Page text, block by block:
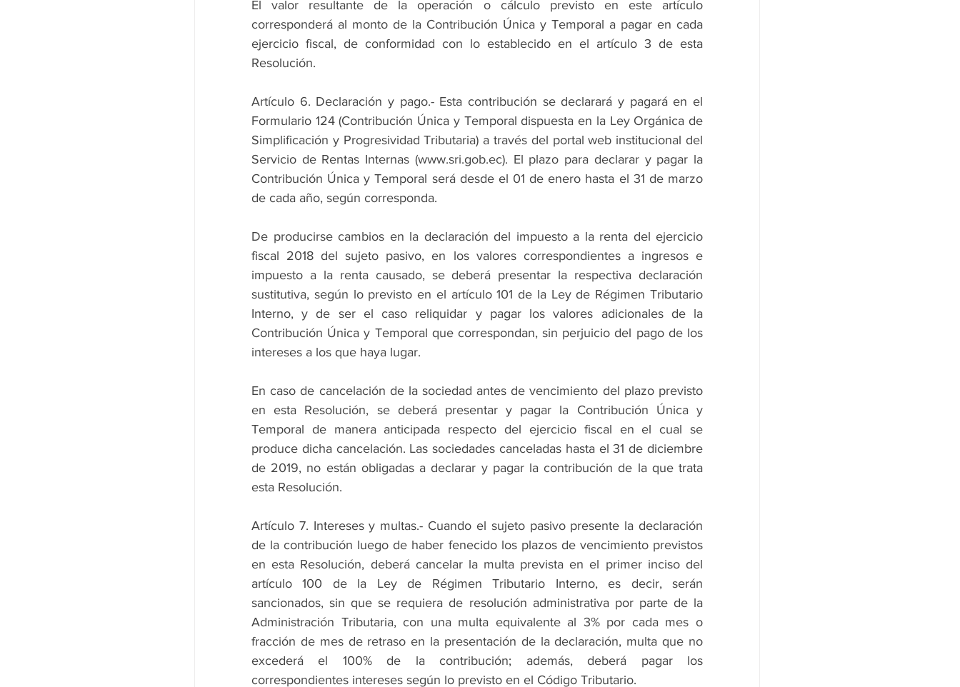
El valor resultante de la operación o cálculo previsto en este artículo
corresponderá al monto de la Contribución Única y Temporal a pagar en cada
ejercicio fiscal, de conformidad con lo establecido en el artículo 3 de esta
Resolución.
Artículo 6. Declaración y pago.- Esta contribución se declarará y pagará en el
Formulario 124 (Contribución Única y Temporal dispuesta en la Ley Orgánica de
Simplificación y Progresividad Tributaria) a través del portal web institucional del
Servicio de Rentas Internas (www.sri.gob.ec). El plazo para declarar y pagar la
Contribución Única y Temporal será desde el 01 de enero hasta el 31 de marzo
de cada año, según corresponda.
De producirse cambios en la declaración del impuesto a la renta del ejercicio
fiscal 2018 del sujeto pasivo, en los valores correspondientes a ingresos e
impuesto a la renta causado, se deberá presentar la respectiva declaración
sustitutiva, según lo previsto en el artículo 101 de la Ley de Régimen Tributario
Interno, y de ser el caso reliquidar y pagar los valores adicionales de la
Contribución Única y Temporal que correspondan, sin perjuicio del pago de los
intereses a los que haya lugar.
En caso de cancelación de la sociedad antes de vencimiento del plazo previsto
en esta Resolución, se deberá presentar y pagar la Contribución Única y
Temporal de manera anticipada respecto del ejercicio fiscal en el cual se
produce dicha cancelación. Las sociedades canceladas hasta el 31 de diciembre
de 2019, no están obligadas a declarar y pagar la contribución de la que trata
esta Resolución.
Artículo 7. Intereses y multas.- Cuando el sujeto pasivo presente la declaración
de la contribución luego de haber fenecido los plazos de vencimiento previstos
en esta Resolución, deberá cancelar la multa prevista en el primer inciso del
artículo 100 de la Ley de Régimen Tributario Interno, es decir, serán
sancionados, sin que se requiera de resolución administrativa por parte de la
Administración Tributaria, con una multa equivalente al 3% por cada mes o
fracción de mes de retraso en la presentación de la declaración, multa que no
excederá el 100% de la contribución; además, deberá pagar los
correspondientes intereses según lo previsto en el Código Tributario.